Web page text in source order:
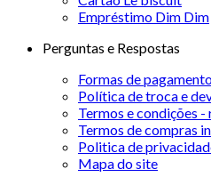
Empréstimo Dim Dim
Perguntas e Respostas
Formas de
Política de troca e
Termos e condições
Termos de compras
Politica de
Mapa do site